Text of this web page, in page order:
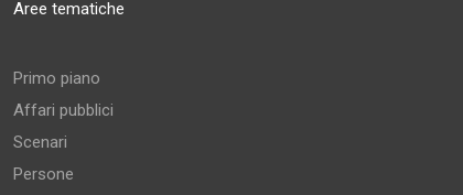
Aree tematiche
Primo piano
Affari pubblici
Scenari
Persone